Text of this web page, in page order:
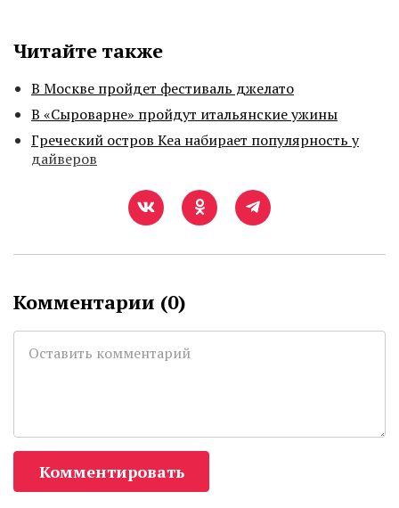
Читайте также
В Москве пройдет фестиваль джелато
В «Сыроварне» пройдут итальянские ужины
Греческий остров Кеа набирает популярность у
дайверов
Комментарии (0)
Комментировать